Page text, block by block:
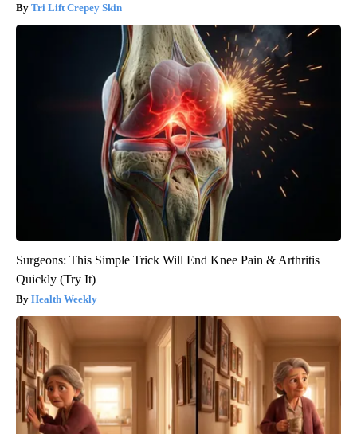
Tri Lift Crepey Skin
Surgeons: This Simple Trick Will End Knee Pain & Arthritis
Quickly (Try It)
Health Weekly